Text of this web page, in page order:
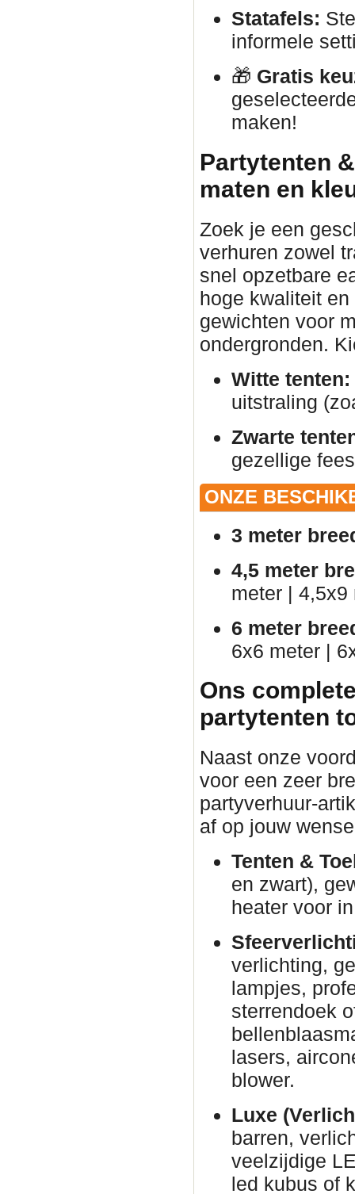
Statafels:
informele
🎁 Gratis
maken!
Partytenten
maten en
Zoek je een
verhuren zowel
snel opzetbare
hoge kwaliteit
gewichten voor
ondergronden.
Witte tenten:
uitstraling
Zwarte
gezellige
ONZE
3 meter
4,5 meter
meter | 4,5x9
6 meter
6x6 meter |
Ons
partytenten
Naast onze
voor een zeer
partyverhuur-
af op jouw
Tenten &
en zwart),
heater voor
verlichting,
lampjes,
sterrendoek
lasers,
blower.
Luxe
barren,
veelzijdige
led kubus of